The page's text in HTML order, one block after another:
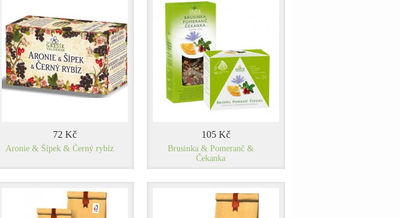
72 Kč
Aronie & Šípek & Černý rybíz
105 Kč
Brusinka & Pomeranč &
Čekanka